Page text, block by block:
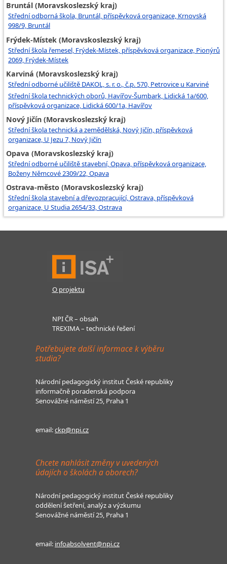
Bruntál (Moravskoslezský kraj)
Střední odborná škola, Bruntál, příspěvková organizace, Krnovská
998/9, Bruntál
Frýdek-Místek (Moravskoslezský kraj)
Střední škola řemesel, Frýdek-Místek, příspěvková organizace, Pionýrů
2069, Frýdek-Místek
Karviná (Moravskoslezský kraj)
Střední odborné učiliště DAKOL, s. r. o., č.p. 570, Petrovice u Karviné
Střední škola technických oborů, Havířov-Šumbark, Lidická 1a/600,
příspěvková organizace, Lidická 600/1a, Havířov
Nový Jičín (Moravskoslezský kraj)
Střední škola technická a zemědělská, Nový Jičín, příspěvková
organizace, U Jezu 7, Nový Jičín
Opava (Moravskoslezský kraj)
Střední odborné učiliště stavební, Opava, příspěvková organizace,
Boženy Němcové 2309/22, Opava
Ostrava-město (Moravskoslezský kraj)
Střední škola stavební a dřevozpracující, Ostrava, příspěvková
organizace, U Studia 2654/33, Ostrava
O projektu
NPI ČR – obsah
TREXIMA – technické řešení
Potřebujete další informace k výběru
studia?
Národní pedagogický institut České republiky
informačně poradenská podpora
Senovážné náměstí 25, Praha 1
email:ckp@npi.cz
Chcete nahlásit změny v uvedených
údajích o školách a oborech?
Národní pedagogický institut České republiky
oddělení šetření, analýz a výzkumu
Senovážné náměstí 25, Praha 1
email: infoabsolvent@npi.cz